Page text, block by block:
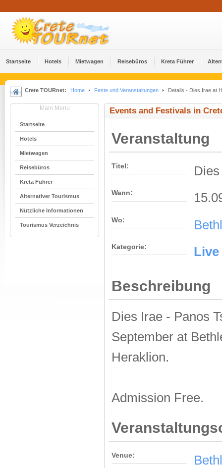
Startseite Hotels Mietwagen Reisebüros Kreta Führer
Crete TOURnet: Home Feste und Veranstaltungen Details - Dies Irae at
Main Menu
Startseite
Hotels
Mietwagen
Reisebüros
Kreta Führer
Alternativer Tourismus
Nützliche Informationen
Tourismus Verzeichnis
Events and Festivals in
Veranstaltung
Titel:
Wann:
Wo:
Kategorie: Live
Beschreibung
Dies Irae - Panos
September at
Heraklion.
Admission Free.
Venue: